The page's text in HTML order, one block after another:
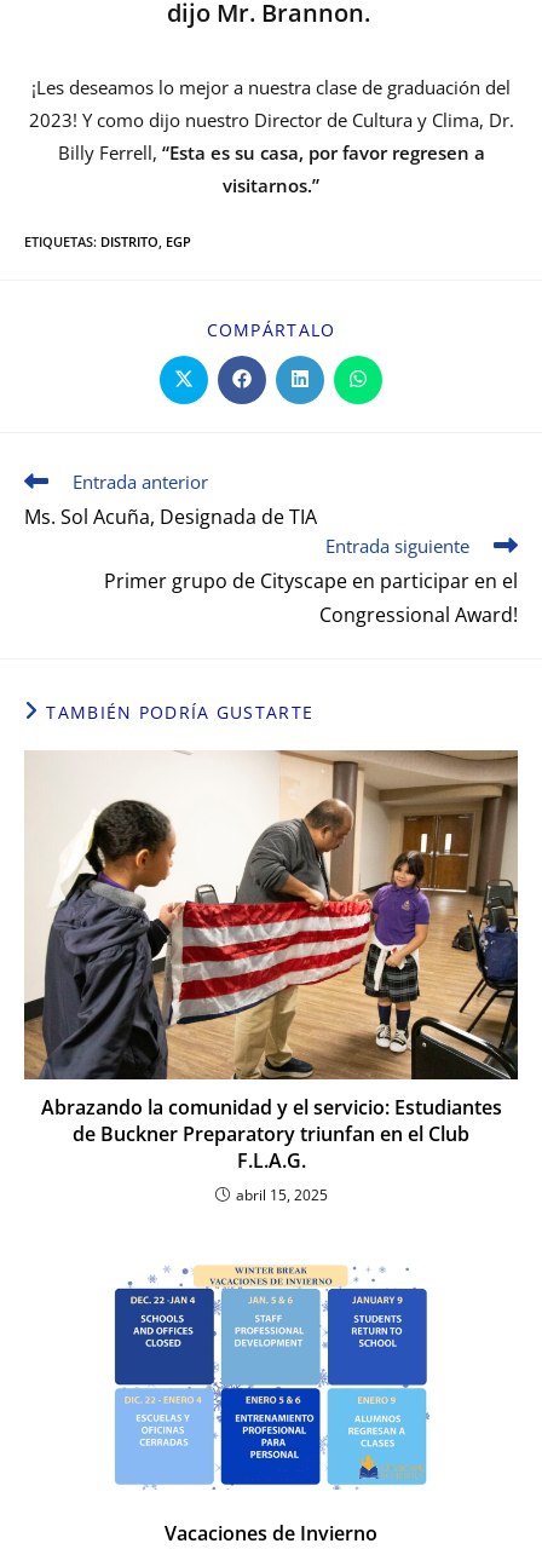
dijo Mr. Brannon.
¡Les deseamos lo mejor a nuestra clase de graduación del
2023! Y como dijo nuestro Director de Cultura y Clima, Dr.
Billy Ferrell, “Esta es su casa, por favor regresen a
visitarnos.”
ETIQUETAS: DISTRITO EGP
COMPÁRTALO
Entrada anterior
Ms. Sol Acuña, Designada de TIA
Entrada siguiente
Primer grupo de Cityscape en participar en el
Congressional Award!
TAMBIÉN PODRÍA GUSTARTE
Abrazando la comunidad y el servicio: Estudiantes
de Buckner Preparatory triunfan en el Club
F.L.A.G.
abril 15, 2025
Vacaciones de Invierno